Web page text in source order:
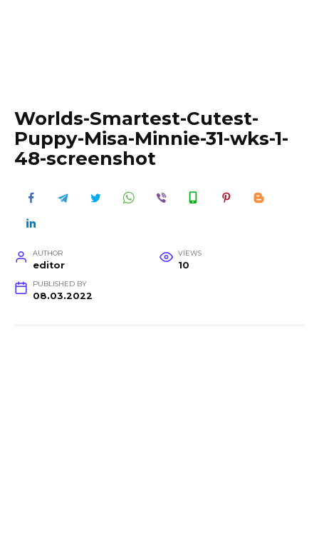
Worlds-Smartest-Cutest-
Puppy-Misa-Minnie-31-wks-1-
48-screenshot
AUTHOR
editor
VIEWS
10
PUBLISHED BY
08.03.2022